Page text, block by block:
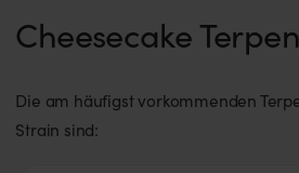
Cheesecake
Die am häufigst vorkommenden
Strain sind: